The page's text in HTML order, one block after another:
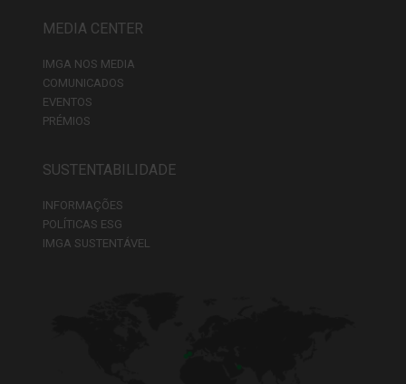
MEDIA CENTER
IMGA NOS MEDIA
COMUNICADOS
EVENTOS
PRÉMIOS
SUSTENTABILIDADE
INFORMAÇÕES
POLÍTICAS ESG
IMGA SUSTENTÁVEL